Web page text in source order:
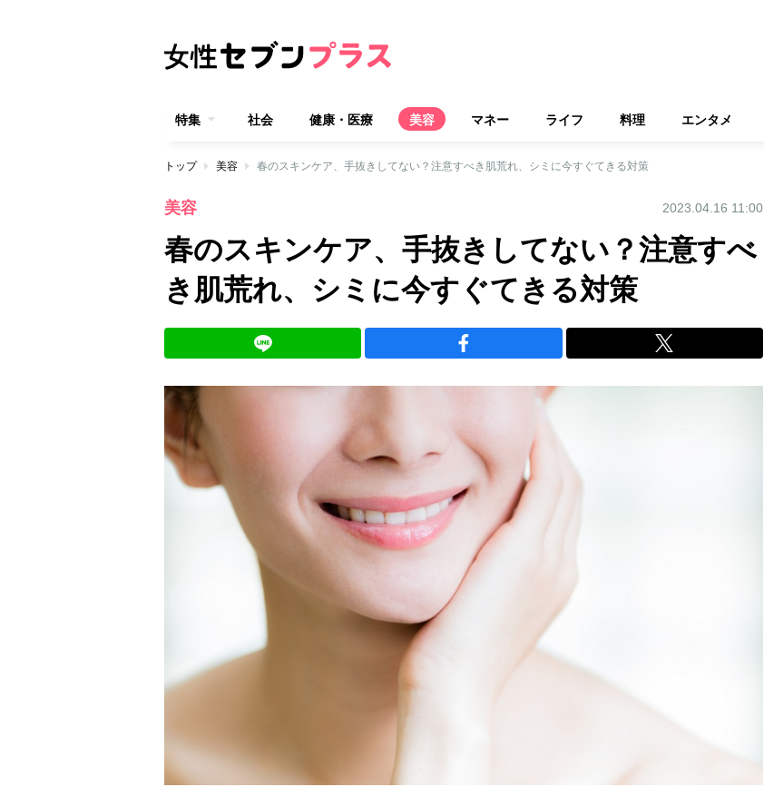
特集 社会 健康・医療 美容 マネー ライフ 料理 エンタメ
トップ 美容 春のスキンケア、手抜きしてない？注意すべき肌荒れ、シミに今すぐてきる対策
美容 2023.04.16 11:00
春のスキンケア、手抜きしてない？注意すべ
き肌荒れ、シミに今すぐてきる対策